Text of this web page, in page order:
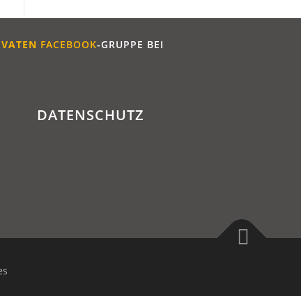
FACEBOOK-GRUPPE BEI
DATENSCHUTZ